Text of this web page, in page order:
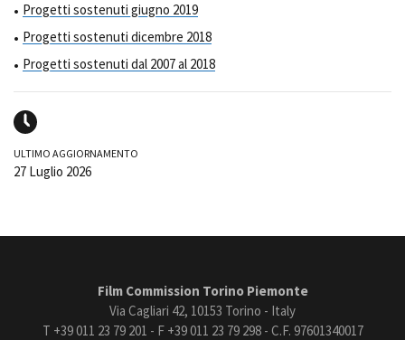
Progetti sostenuti giugno 2019
Progetti sostenuti dicembre 2018
Progetti sostenuti dal 2007 al 2018
ULTIMO AGGIORNAMENTO
27 Luglio 2026
Film Commission Torino Piemonte
Via Cagliari 42, 10153 Torino - Italy
T +39 011 23 79 201 - F +39 011 23 79 298 - C.F. 97601340017